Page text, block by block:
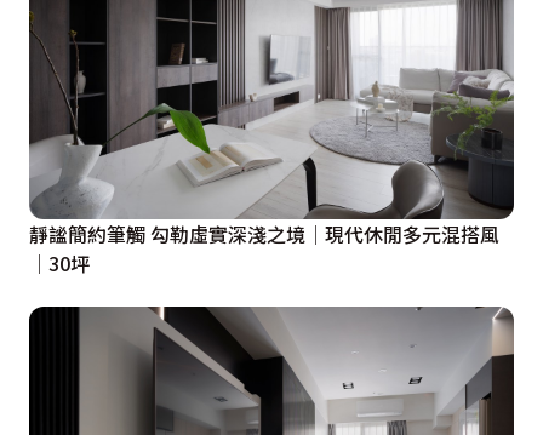
靜謐簡約筆觸 勾勒虛實深淺之境│現代休閒多元混搭風
│30坪